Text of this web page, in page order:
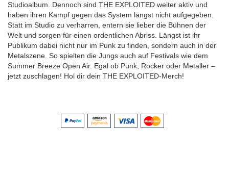
Studioalbum. Dennoch sind THE EXPLOITED weiter aktiv und
haben ihren Kampf gegen das System längst nicht aufgegeben.
Statt im Studio zu verharren, entern sie lieber die Bühnen der
Welt und sorgen für einen ordentlichen Abriss. Längst ist ihr
Publikum dabei nicht nur im Punk zu finden, sondern auch in der
Metalszene. So spielten die Jungs auch auf Festivals wie dem
Summer Breeze Open Air. Egal ob Punk, Rocker oder Metaller –
jetzt zuschlagen! Hol dir dein THE EXPLOITED-Merch!